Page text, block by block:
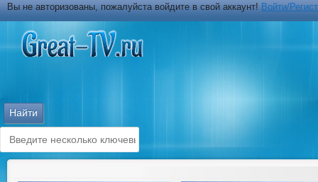
Вы не авторизованы, пожалуйста войдите в свой аккаунт!Войти/